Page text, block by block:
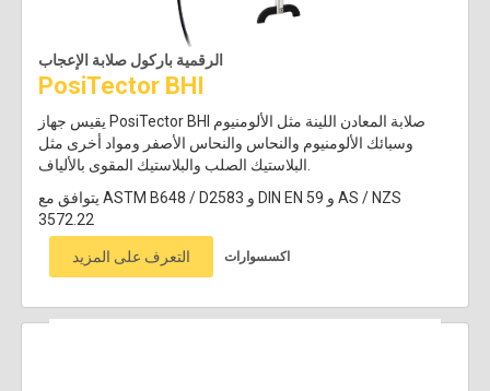
الرقمية باركول صلابة الإعجاب
PosiTector BHI
يقيس جهاز PosiTector BHI صلابة المعادن اللينة مثل الألومنيوم
وسبائك الألومنيوم والنحاس والنحاس الأصفر ومواد أخرى مثل
يتوافق مع ASTM B648 / D2583 و DIN EN 59 و AS / NZS
3572.22
التعرف على المزيد اكسسوارات